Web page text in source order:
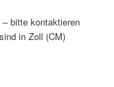
bitte kontaktieren
in Zoll (CM)